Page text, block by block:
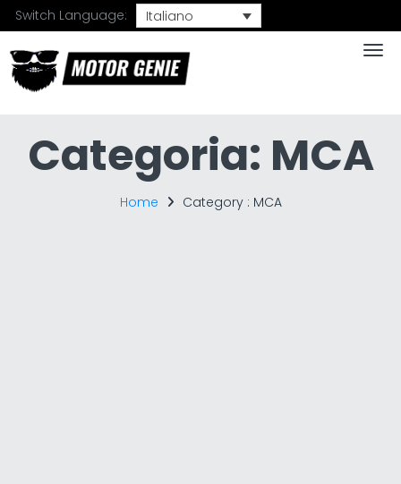
Switch Language:
Italiano
Categoria: MCA
Home Category : MCA